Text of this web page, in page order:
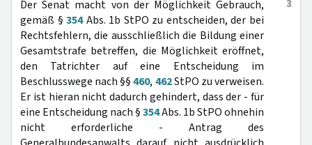
3
Der Senat macht von der Möglichkeit Gebrauch,
gemäß §354Abs. 1b StPO zu entscheiden, der bei
Rechtsfehlern, die ausschließlich die Bildung einer
Gesamtstrafe betreffen, die Möglichkeit eröffnet,
den Tatrichter auf eine Entscheidung im
Beschlusswege nach §§460, 462StPO zu verweisen.
Er ist hieran nicht dadurch gehindert, dass der - für
eine Entscheidung nach §354Abs. 1b StPO ohnehin
nicht erforderliche - Antrag des